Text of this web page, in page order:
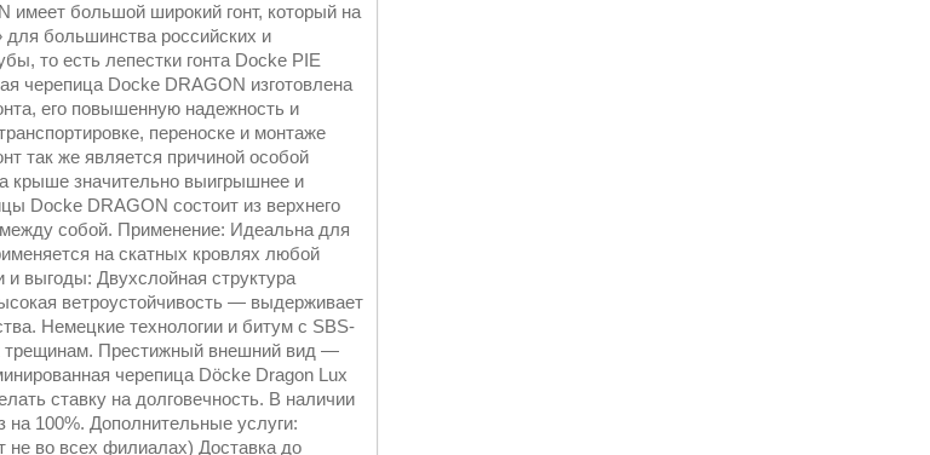
большой широкий гонт, который на
большинства российских и
то есть лепестки гонта Docke PIE
черепица Docke DRAGON изготовлена
его повышенную надежность и
переноске и монтаже
так же является причиной особой
крыше значительно выигрышнее и
Docke DRAGON состоит из верхнего
между собой. Применение: Идеальна для
на скатных кровлях любой
выгоды: Двухслойная структура
ветроустойчивость — выдерживает
Немецкие технологии и битум с SBS-
трещинам. Престижный внешний вид —
черепица Döcke Dragon Lux
ставку на долговечность. В наличии
100%. Дополнительные услуги:
не во всех филиалах) Доставка до